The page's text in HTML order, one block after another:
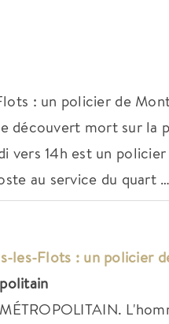
: un policier de
découvert mort sur la
vers 14h est un
au service du quart …
les-Flots : un policier